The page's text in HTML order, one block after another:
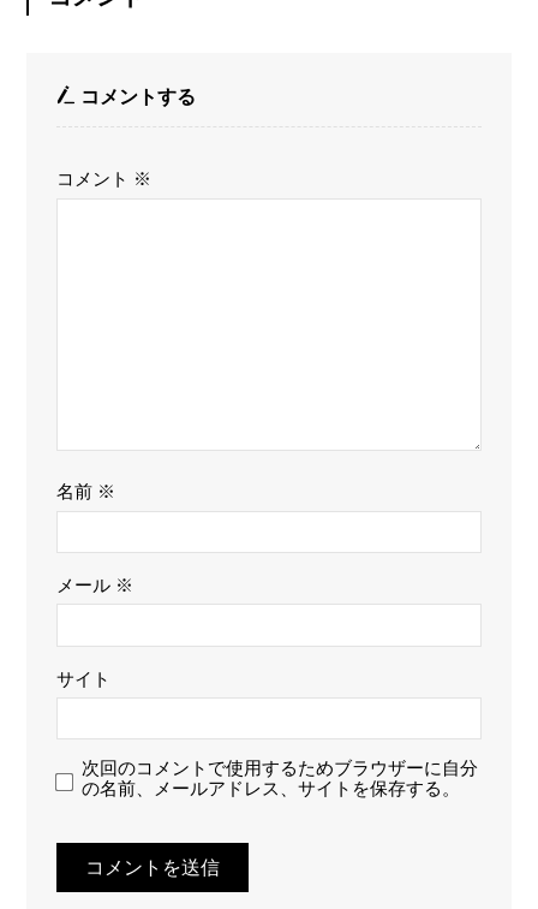
コメントする
コメント ※
名前 ※
メール ※
サイト
次回のコメントで使用するためブラウザーに自分
の名前、メールアドレス、サイトを保存する。